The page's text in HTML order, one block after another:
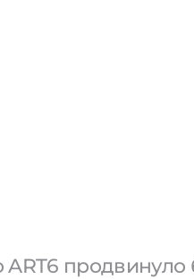
ART6 продвинуло